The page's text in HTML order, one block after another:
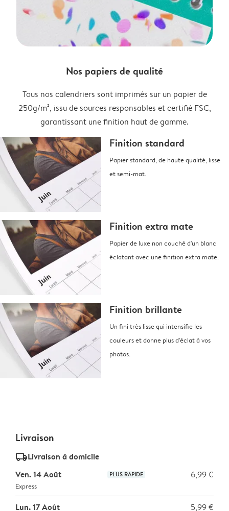
Nos papiers de qualité
Tous nos calendriers sont imprimés sur un papier de
250g/m², issu de sources responsables et certifié FSC,
garantissant une finition haut de gamme.
Finition standard
Papier standard, de haute qualité, lisse
et semi-mat.
Finition extra mate
Papier de luxe non couché d'un blanc
éclatant avec une finition extra mate.
Finition brillante
Un fini très lisse qui intensifie les
couleurs et donne plus d'éclat à vos
photos.
Livraison
delivery_standard_v2Livraison à domicile
Ven. 14 Août
PLUS RAPIDE 6,99 €
Express
Lun. 17 Août 5,99 €